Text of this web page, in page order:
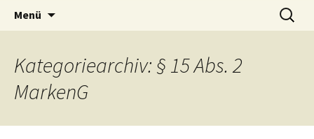
Menü
Suchen
nach:
Kategoriearchiv: § 15 Abs. 2
MarkenG